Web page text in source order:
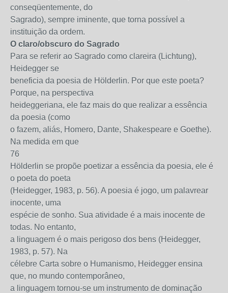
conseqüentemente, do
Sagrado), sempre iminente, que torna possível a
instituição da ordem.
O claro/obscuro do Sagrado
Para se referir ao Sagrado como clareira (Lichtung),
Heidegger se
beneficia da poesia de Hölderlin. Por que este poeta?
Porque, na perspectiva
heideggeriana, ele faz mais do que realizar a essência
da poesia (como
o fazem, aliás, Homero, Dante, Shakespeare e Goethe).
Na medida em que
76
Hölderlin se propõe poetizar a essência da poesia, ele é
o poeta do poeta
(Heidegger, 1983, p. 56). A poesia é jogo, um palavrear
inocente, uma
espécie de sonho. Sua atividade é a mais inocente de
todas. No entanto,
a linguagem é o mais perigoso dos bens (Heidegger,
1983, p. 57). Na
célebre Carta sobre o Humanismo, Heidegger ensina
que, no mundo contemporâneo,
a linguagem tornou-se um instrumento de dominação